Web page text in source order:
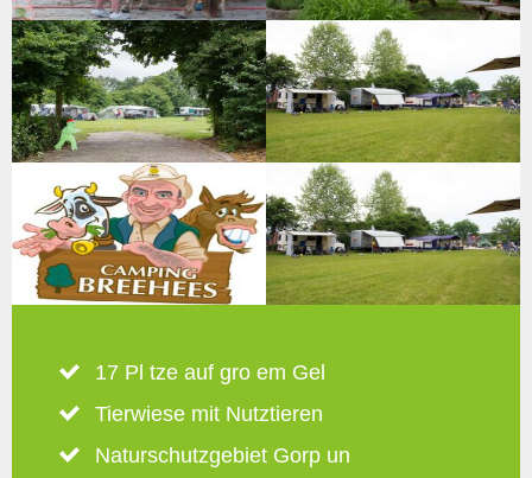
17 Pl tze auf gro em Gel
Tierwiese mit Nutztieren
Naturschutzgebiet Gorp un